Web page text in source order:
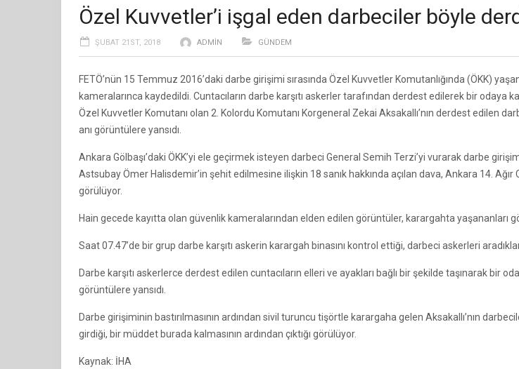
Özel Kuvvetler’i işgal eden darbeciler böyle
ŞUBAT 21ST, 2018 ADMIN GÜNDEM
FETÖ’nün 15 Temmuz 2016’daki darbe girişimi sırasında Özel Kuvvetler Komutanlığında (ÖKK)
kameralarınca kaydedildi. Cuntacıların darbe karşıtı askerler tarafından derdest edilerek bir odaya
Özel Kuvvetler Komutanı olan 2. Kolordu Komutanı Korgeneral Zekai Aksakallı’nın derdest edilen
anı görüntülere yansıdı.
Ankara Gölbaşı’daki ÖKK’yi ele geçirmek isteyen darbeci General Semih Terzi’yi vurarak darbe
Astsubay Ömer Halisdemir’in şehit edilmesine ilişkin 18 sanık hakkında açılan dava, Ankara 14.
görülüyor.
Hain gecede kayıtta olan güvenlik kameralarından elden edilen görüntüler, karargahta yaşananları
Saat 07.47’de bir grup darbe karşıtı askerin karargah binasını kontrol ettiği, darbeci askerleri
Darbe karşıtı askerlerce derdest edilen cuntacıların elleri ve ayakları bağlı bir şekilde taşınarak bir
görüntülere yansıdı.
Darbe girişiminin bastırılmasının ardından sivil turuncu tişörtle karargaha gelen Aksakallı’nın
girdiği, bir müddet burada kalmasının ardından çıktığı görülüyor.
Kaynak: İHA